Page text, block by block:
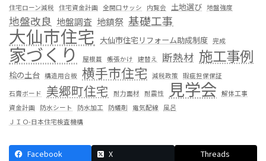
住宅ローン減税 住宅資金計画 全開口サッシ 内覧会 土地選び 地盤強度
地盤改良 地盤調査 地鎮祭 基礎工事
大仙市住宅 大仙市住宅リフォーム助成制度 完成
家づくり 屋根葺 帳張かけ 建替え 断熱材 施工事例
桧の土台 構造用合板 横手市住宅 減税政策 瑕疵担保保証
石膏ボード
美郷町住宅 耐力面材 耐震性 見学会 解体工事
資金計画
防水シート 防水加工 防蟻剤 電気配線
風呂
ＪＩＯ-日本住宅検査機構
Facebook X
Threads